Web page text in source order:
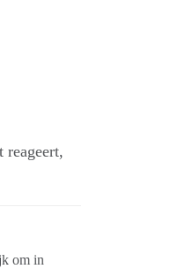
reageert,
om in